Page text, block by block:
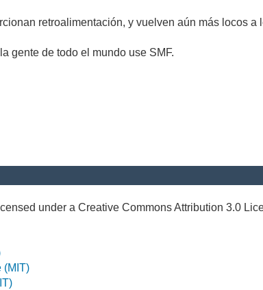
retroalimentación, y vuelven aún más locos a
gente de todo el mundo use SMF.
under a Creative Commons Attribution 3.0
(MIT)